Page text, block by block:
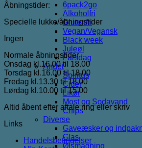
6pack2go
Alkoholfri
Glutenfri
Vegan/Vegansk
Black week
Juleøl
Farsdag
Andet
Spiritus
Cider
Likør
Most og Sodavand
Chips
Diverse
Gaveæsker og
Glas
Ølsmagning
Åbningstider:
Specielle lukke/åbningstider
Ingen
Normale åbningstider
Onsdag kl.16.00 til 18.00
Torsdag kl.16.00 til 18.00
Fredag kl.13.30 til 18.00
Lørdag kl.10.00 til 15.00
Altid åbent efter aftale ring eller skriv
Links
Handelsbetingelser